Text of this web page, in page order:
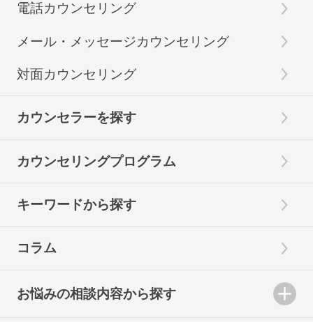
電話カウンセリング
メール・メッセージカウンセリング
対面カウンセリング
カウンセラーを探す
カウンセリングプログラム
キーワードから探す
コラム
お悩みの相談内容から探す